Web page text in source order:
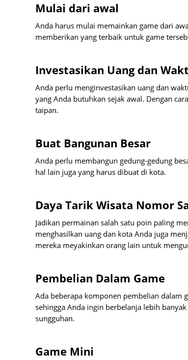
Mulai dari awal
Anda harus mulai memainkan game dari
memberikan yang terbaik untuk game
Investasikan Uang dan
Anda perlu menginvestasikan uang dan
yang Anda butuhkan sejak awal. Dengan
taipan.
Buat Bangunan Besar
Anda perlu membangun gedung-gedung
hal lain juga yang harus dibuat di kota.
Daya Tarik Wisata Nomor
Jadikan permainan salah satu poin paling
menghasilkan uang dan kota Anda juga
mereka meyakinkan orang lain untuk
Pembelian Dalam Game
Ada beberapa komponen pembelian dalam
sehingga Anda ingin berbelanja lebih
sungguhan.
Game Mini